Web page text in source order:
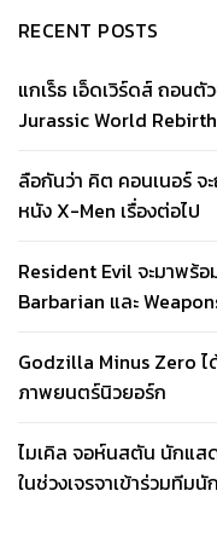
RECENT POSTS
แกเร็ธ เอ็ดเวิร์ดส์ ถอน
Jurassic World Rebirth
ลือกันว่า คิต คอนเนอร์ จ
หนัง X-Men เรื่องต่อไป
Resident Evil จะมาพร้
Barbarian และ
Godzilla Minus Zero
ภาพยนตร์นิวยอร์ก
ไมเคิล จอห์นสตัน นักแส
ในช่วงเจรจาเข้าร่วมทีม